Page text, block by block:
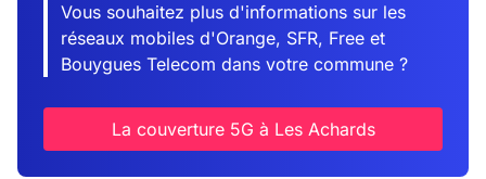
Vous souhaitez plus d'informations sur les
réseaux mobiles d'Orange, SFR, Free et
Bouygues Telecom dans votre commune ?
La couverture 5G à Les Achards